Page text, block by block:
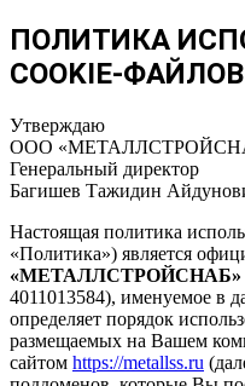
ПОЛИТИКА
COOKIE-ФАЙЛОВ
Утверждаю
ООО
Генеральный директор
Багишев Тажидин
Настоящая политика
«Политика») является
«МЕТАЛЛСТРОЙСНАБ»
4011013584), именуемое в
определяет порядок
размещаемых на Вашем
сайтом https://metallss.ru